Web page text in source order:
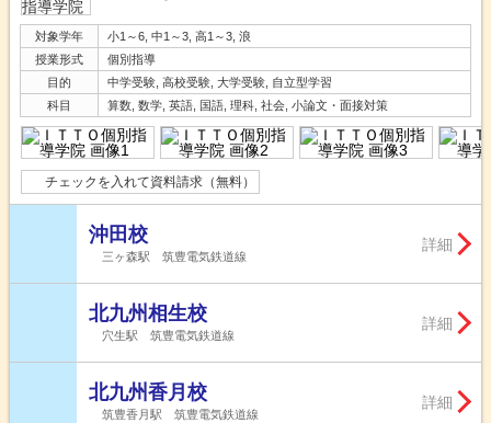
対象学年
小1～6, 中1～3, 高1～3, 浪
授業形式
個別指導
目的
中学受験, 高校受験, 大学受験, 自立型学習
科目
算数, 数学, 英語, 国語, 理科, 社会, 小論文・面接対策
チェックを入れて資料請求（無料）
沖田校
三ヶ森駅 筑豊電気鉄道線
詳細
北九州相生校
穴生駅 筑豊電気鉄道線
詳細
北九州香月校
筑豊香月駅 筑豊電気鉄道線
詳細